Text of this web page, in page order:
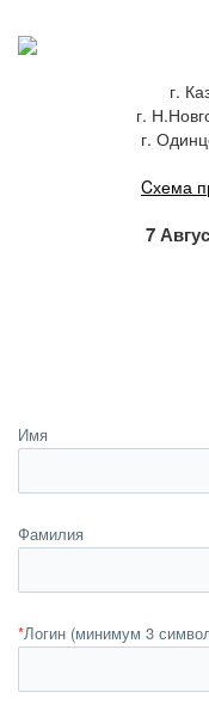
г.
г.
г.
Cхема
7
Имя
Фамилия
*Логин (минимум 3